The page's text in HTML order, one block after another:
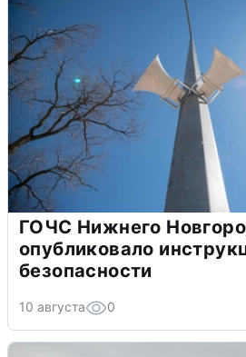
ГОЧС Нижнего
опубликовало
безопасности
10 августа 0